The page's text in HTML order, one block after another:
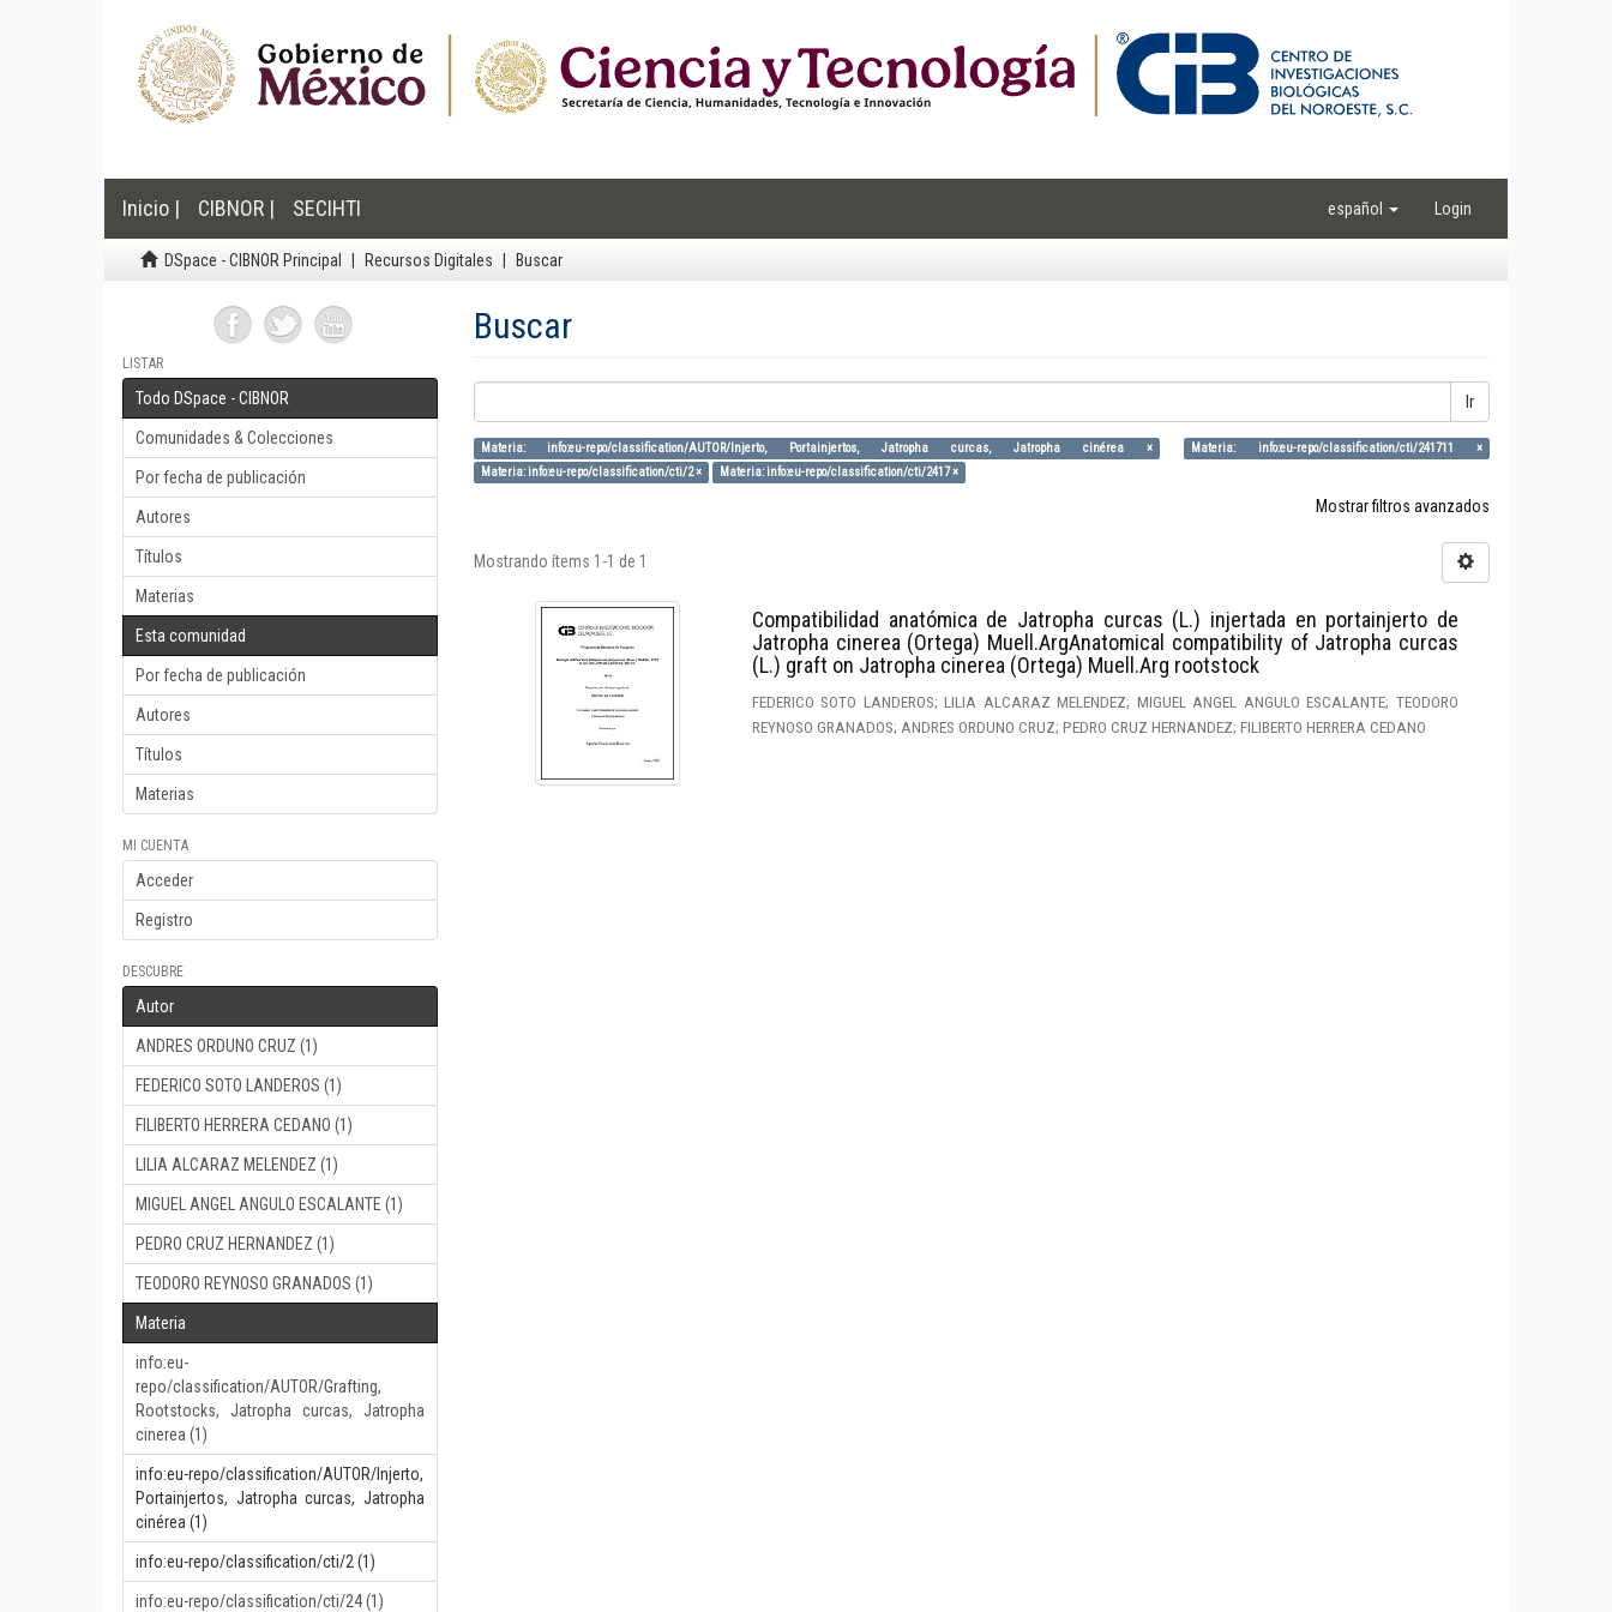
Inicio | CIBNOR | SECIHTI español Login
DSpace - CIBNOR Principal Recursos Digitales Buscar
LISTAR
Todo DSpace - CIBNOR
Comunidades & Colecciones
Por fecha de publicación
Autores
Títulos
Materias
Esta comunidad
Por fecha de publicación
Autores
Títulos
Materias
MI CUENTA
Acceder
Registro
DESCUBRE
Autor
ANDRES ORDUNO CRUZ (1)
FEDERICO SOTO LANDEROS (1)
FILIBERTO HERRERA CEDANO (1)
LILIA ALCARAZ MELENDEZ (1)
MIGUEL ANGEL ANGULO ESCALANTE (1)
PEDRO CRUZ HERNANDEZ (1)
TEODORO REYNOSO GRANADOS (1)
Materia
info:eu-
repo/classification/AUTOR/Grafting,
Rootstocks, Jatropha curcas, Jatropha
cinerea (1)
info:eu-repo/classification/AUTOR/Injerto,
Portainjertos, Jatropha curcas, Jatropha
cinérea (1)
info:eu-repo/classification/cti/2 (1)
info:eu-repo/classification/cti/24 (1)
Buscar
Ir
Materia: info:eu-repo/classification/AUTOR/Injerto, Portainjertos, Jatropha curcas, Jatropha cinérea ×
Materia: info:eu-repo/classification/cti/241711 ×
Materia: info:eu-repo/classification/cti/2 ×
Materia: info:eu-repo/classification/cti/2417 ×
Mostrar filtros avanzados
Mostrando ítems 1-1 de 1
Compatibilidad anatómica de Jatropha curcas (L.) injertada en portainjerto de
Jatropha cinerea (Ortega) Muell.ArgAnatomical compatibility of Jatropha curcas
(L.) graft on Jatropha cinerea (Ortega) Muell.Arg rootstock
FEDERICO SOTO LANDEROS; LILIA ALCARAZ MELENDEZ; MIGUEL ANGEL ANGULO ESCALANTE; TEODORO
REYNOSO GRANADOS; ANDRES ORDUNO CRUZ; PEDRO CRUZ HERNANDEZ; FILIBERTO HERRERA CEDANO